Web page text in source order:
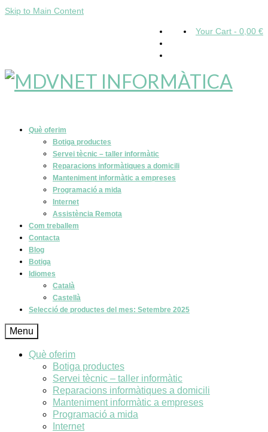
Skip to Main Content
Your Cart - 0,00 €
Què oferim
Botiga productes
Servei tècnic – taller informàtic
Reparacions informàtiques a domicili
Manteniment informàtic a empreses
Programació a mida
Internet
Assistència Remota
Com treballem
Contacta
Blog
Botiga
Idiomes
Català
Castellà
Selecció de productes del mes: Setembre 2025
Menu
Què oferim
Botiga productes
Servei tècnic – taller informàtic
Reparacions informàtiques a domicili
Manteniment informàtic a empreses
Programació a mida
Internet